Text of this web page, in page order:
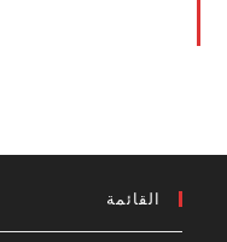
القائمة